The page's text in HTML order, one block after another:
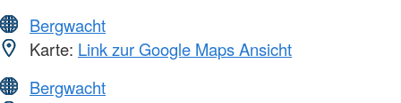
Bergwacht
Karte: Link zur Google Maps Ansicht
Bergwacht